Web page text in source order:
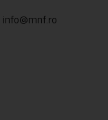
info@mnf.ro